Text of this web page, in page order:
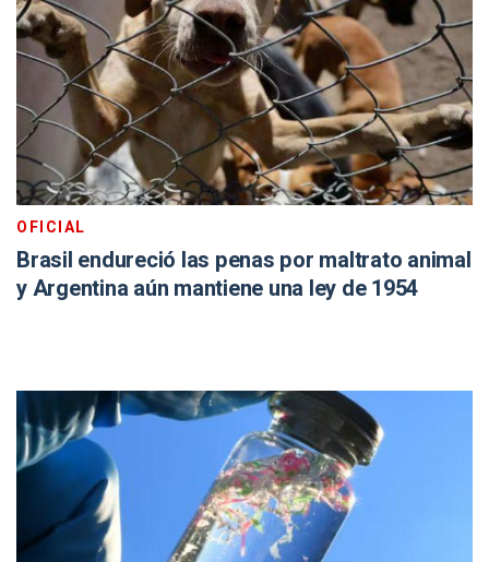
OFICIAL
Brasil endureció las penas por maltrato animal
y Argentina aún mantiene una ley de 1954